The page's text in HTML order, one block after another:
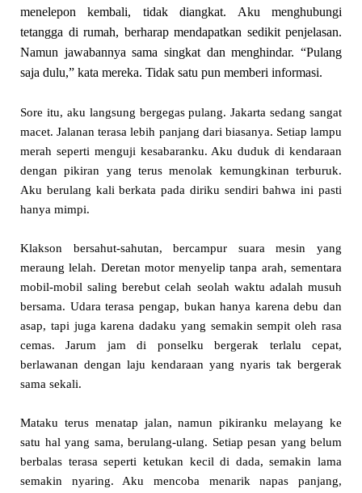
menelepon kembali, tidak diangkat. Aku menghubungi
tetangga di rumah, berharap mendapatkan sedikit penjelasan.
Namun jawabannya sama singkat dan menghindar. “Pulang
saja dulu,” kata mereka. Tidak satu pun memberi informasi.
Sore itu, aku langsung bergegas pulang. Jakarta sedang sangat
macet. Jalanan terasa lebih panjang dari biasanya. Setiap lampu
merah seperti menguji kesabaranku. Aku duduk di kendaraan
dengan pikiran yang terus menolak kemungkinan terburuk.
Aku berulang kali berkata pada diriku sendiri bahwa ini pasti
hanya mimpi.
Klakson bersahut-sahutan, bercampur suara mesin yang
meraung lelah. Deretan motor menyelip tanpa arah, sementara
mobil-mobil saling berebut celah seolah waktu adalah musuh
bersama. Udara terasa pengap, bukan hanya karena debu dan
asap, tapi juga karena dadaku yang semakin sempit oleh rasa
cemas. Jarum jam di ponselku bergerak terlalu cepat,
berlawanan dengan laju kendaraan yang nyaris tak bergerak
sama sekali.
Mataku terus menatap jalan, namun pikiranku melayang ke
satu hal yang sama, berulang-ulang. Setiap pesan yang belum
berbalas terasa seperti ketukan kecil di dada, semakin lama
semakin nyaring. Aku mencoba menarik napas panjang,